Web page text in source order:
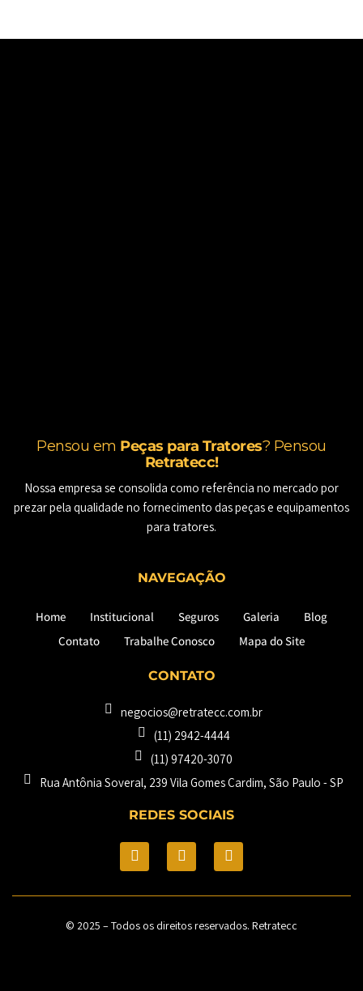
Pensou em Peças para Tratores? Pensou
Retratecc!
Nossa empresa se consolida como referência no mercado por
prezar pela qualidade no fornecimento das peças e equipamentos
para tratores.
NAVEGAÇÃO
Home Institucional Seguros Galeria
Blog
Contato
Trabalhe Conosco Mapa do Site
CONTATO
negocios@retratecc.com.br
(11) 2942-4444
(11) 97420-3070
Rua Antônia Soveral, 239 Vila Gomes Cardim, São Paulo - SP​
REDES SOCIAIS
© 2025 – Todos os direitos reservados. Retratecc